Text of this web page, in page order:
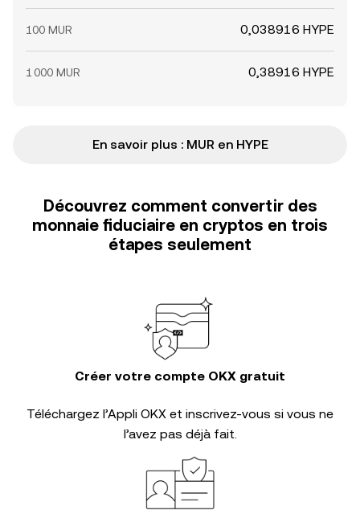
100 MUR 0,038916 HYPE
1 000 MUR 0,38916 HYPE
En savoir plus : MUR en HYPE
Découvrez comment convertir des
monnaie fiduciaire en cryptos en trois
étapes seulement
Créer votre compte OKX gratuit
Téléchargez l’Appli OKX et inscrivez-vous si vous ne
l’avez pas déjà fait.